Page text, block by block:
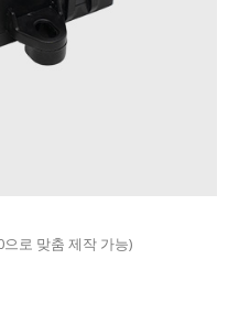
으로 맞춤 제작 가능)